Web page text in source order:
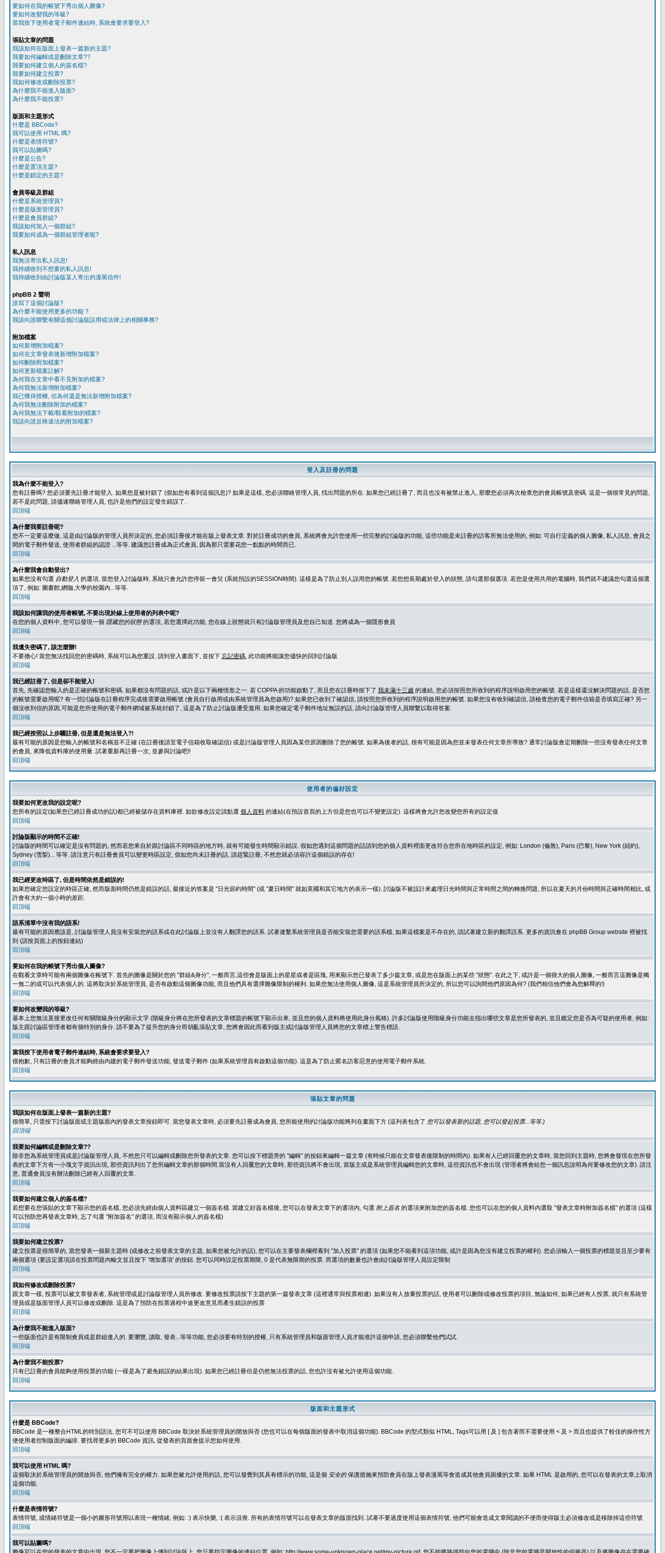
要如何在我的帳號下秀出個人圖像?
要如何改變我的等級?
當我按下使用者電子郵件連結時, 系統會要求要登入?
張貼文章的問題
我該如何在版面上發表一篇新的主題?
我要如何編輯或是刪除文章??
我要如何建立個人的簽名檔?
我要如何建立投票?
我如何修改或刪除投票?
為什麼我不能進入版面?
為什麼我不能投票?
版面和主題形式
什麼是 BBCode?
我可以使用 HTML 嗎?
什麼是表情符號?
我可以貼圖嗎?
什麼是公告?
什麼是置頂主題?
什麼是鎖定的主題?
會員等級及群組
什麼是系統管理員?
什麼是版面管理員?
什麼是會員群組?
我該如何加入一個群組?
我要如何成為一個群組管理者呢?
私人訊息
我無法寄出私人訊息!
我持續收到不想要的私人訊息!
我持續收到由討論版某人寄出的漫罵信件!
phpBB 2 聲明
誰寫了這個討論版?
為什麼不能使用更多的功能 ?
我該向誰聯繫有關這個討論版誤用或法律上的相關事務?
附加檔案
如何新增附加檔案?
如何在文章發表後新增附加檔案?
如何刪除附加檔案?
如何更新檔案註解?
為何我在文章中看不見附加的檔案?
為何我無法新增附加檔案?
我已獲得授權, 但為何還是無法新增附加檔案?
為何我無法刪除附加的檔案?
為何我無法下載/觀看附加的檔案?
我該向誰反映違法的附加檔案?
登入及註冊的問題
我為什麼不能登入?
您有註冊嗎? 您必須要先註冊才能登入. 如果您是被封鎖了 (假如您有看到這個訊息)? 如果是這樣, 您必須聯絡管理人員, 找出問題的所在. 如果您已經註冊了, 而且也沒有被禁止進入, 那麼您必須再次檢查您的會員帳號及密碼. 這是一個很常見的問題,
若不是此問題, 請儘速聯絡管理人員, 也許是他們的設定發生錯誤了.
回頂端
為什麼我要註冊呢?
您不一定要這麼做, 這是由討論版的管理人員所決定的, 您必須註冊後才能在版上發表文章. 對於註冊成功的會員, 系統將會允許您使用一些完整的討論版的功能, 這些功能是未註冊的訪客所無法使用的, 例如: 可自行定義的個人圖像, 私人訊息, 會員之
間的電子郵件發送, 使用者群組的認證 ...等等. 建議您註冊成為正式會員, 因為那只需要花您一點點的時間而已.
回頂端
為什麼我會自動登出?
如果您沒有勾選 自動登入 的選項, 當您登入討論版時, 系統只會允許您停留一會兒 (系統預設的SESSION時間). 這樣是為了防止別人誤用您的帳號. 若您想長期處於登入的狀態, 請勾選那個選項. 若您是使用共用的電腦時, 我們就不建議您勾選這個選
項了, 例如: 圖書館,網咖,大學的校園內...等等.
回頂端
我該如何讓我的使用者帳號, 不要出現於線上使用者的列表中呢?
在您的個人資料中, 您可以發現一個 隱藏您的狀態的選項, 若您選擇此功能, 您在線上狀態就只有討論版管理員及您自己知道. 您將成為一個隱形會員
回頂端
我遺失密碼了, 該怎麼辦!
不要擔心! 當您無法找回您的密碼時, 系統可以為您重設. 請到登入畫面下, 並按下 忘記密碼, 此功能將能讓您儘快的回到討論版
回頂端
我已經註冊了, 但是卻不能登入!
首先, 先確認您輸入的是正確的帳號和密碼. 如果都沒有問題的話, 或許是以下兩種情形之一. 若 COPPA 的功能啟動了, 而且您在註冊時按下了 我未滿十三歲 的連結, 您必須按照您所收到的程序說明啟用您的帳號. 若是這樣還沒解決問題的話, 是否您
的帳號需要啟用呢? 有一些討論版在註冊程序完成後需要啟用帳號 (會員自行啟用或由系統管理員為您啟用)? 如果您已收到了確認信, 請按照您所收到的程序說明啟用您的帳號. 如果您沒有收到確認信, 請檢查您的電子郵件信箱是否填寫正確? 另一
個沒收到信的原因,可能是您所使用的電子郵件網域被系統封鎖了, 這是為了防止討論版遭受濫用. 如果您確定電子郵件地址無誤的話, 請向討論版管理人員聯繫以取得答案.
回頂端
我已經按照以上步驟註冊, 但是還是無法登入?!
最有可能的原因是您輸入的帳號和名稱並不正確 (在註冊後請至電子信箱收取確認信) 或是討論版管理人員因為某些原因刪除了您的帳號. 如果為後者的話, 很有可能是因為您並未發表任何文章所導致? 通常討論版會定期刪除一些沒有發表任何文章
的會員, 來降低資料庫的使用量. 試著重新再註冊一次, 並參與討論吧!!
回頂端
使用者的偏好設定
我要如何更改我的設定呢?
您所有的設定(如果您已經註冊成功的話)都已經被儲存在資料庫裡. 如欲修改設定請點選 個人資料 的連結(在預設首頁的上方但是您也可以不變更設定). 這樣將會允許您改變您所有的設定值
回頂端
討論版顯示的時間不正確!
討論版的時間可以確定是沒有問題的, 然而若您來自於跟討論區不同時區的地方時, 就有可能發生時間顯示錯誤. 假如您遇到這個問題的話請到您的個人資料裡面更改符合您所在地時區的設定, 例如: London (倫敦), Paris (巴黎), New York (紐約),
Sydney (雪梨)... 等等. 請注意只有註冊會員可以變更時區設定, 假如您尚未註冊的話, 請趕緊註冊, 不然您就必須容許這個錯誤的存在!
回頂端
我已經更改時區了, 但是時間依然是錯誤的!
如果您確定您設定的時區正確, 然而版面時間仍然是錯誤的話, 最接近的答案是 "日光節約時間" (或 "夏日時間" 就如英國和其它地方的表示一樣). 討論版不被設計來處理日光時間與正常時間之間的轉換問題, 所以在夏天的月份時間與正確時間相比, 或
許會有大約一個小時的差距.
回頂端
語系清單中沒有我的語系!
最有可能的原因應該是, 討論版管理人員沒有安裝您的語系或在此討論版上並沒有人翻譯您的語系. 試著連繫系統管理員是否能安裝您需要的語系檔, 如果這檔案是不存在的, 請試著建立新的翻譯語系. 更多的資訊會在 phpBB Group website 裡被找
到 (請按頁面上的按鈕連結)
回頂端
要如何在我的帳號下秀出個人圖像?
在觀看文章時可能有兩個圖像在帳號下. 首先的圖像是關於您的 "群組&身分", 一般而言,這些會是版面上的星星或者是區塊, 用來顯示您已發表了多少篇文章, 或是您在版面上的某些 "狀態". 在此之下, 或許是一個很大的個人圖像, 一般而言這圖像是獨
一無二的或可以代表個人的. 這將取決於系統管理員, 是否有啟動這個圖像功能, 而且他們具有選擇圖像限制的權利. 如果您無法使用個人圖像, 這是系統管理員所決定的, 所以您可以詢間他們原因為何? (我們相信他們會為您解釋的!)
回頂端
要如何改變我的等級?
基本上您無法直接更改任何有關階級身分的顯示文字 (階級身分將在您所發表的文章標題的帳號下顯示出來, 並且您的個人資料將使用此身分風格). 許多討論版使用階級身分功能去指出哪些文章是您所發表的, 並且鑑定您是否為可疑的使用者, 例如:
版主跟討論區管理者都有個特別的身分. 請不要為了提升您的身分而胡亂張貼文章, 您將會因此而看到版主或討論版管理人員將您的文章標上警告標語.
回頂端
當我按下使用者電子郵件連結時, 系統會要求要登入?
很抱歉, 只有註冊的會員才能夠經由內建的電子郵件發送功能, 發送電子郵件 (如果系統管理員有啟動這個功能). 這是為了防止匿名訪客惡意的使用電子郵件系統.
回頂端
張貼文章的問題
我該如何在版面上發表一篇新的主題?
很簡單, 只需按下討論版面或主題版面內的發表文章按鈕即可. 當您發表文章時, 必須要先註冊成為會員, 您所能使用的討論版功能將列在畫面下方 (這列表包含了 您可以發表新的話題, 您可以發起投票...等等.)
回頂端
我要如何編輯或是刪除文章??
除非您為系統管理員或是討論版管理人員, 不然您只可以編輯或刪除您所發表的文章. 您可以按下標題旁的 "編輯" 的按鈕來編輯一篇文章 (有時候只能在文章發表後限制的時間內). 如果有人已經回覆您的文章時, 當您回到主題時, 您將會發現在您所發
表的文章下方有一小塊文字資訊出現, 那些資訊列出了您所編輯文章的那個時間.當沒有人回覆您的文章時, 那些資訊將不會出現, 當版主或是系統管理員編輯您的文章時, 這些資訊也不會出現 (管理者將會給您一個訊息說明為何要修改您的文章). 請注
意, 普通會員沒有辦法刪除已經有人回覆的文章.
回頂端
我要如何建立個人的簽名檔?
若想要在您張貼的文章下顯示您的簽名檔, 您必須先經由個人資料區建立一個簽名檔. 當建立好簽名檔後, 您可以在發表文章下的選項內, 勾選 附上簽名 的選項來附加您的簽名檔. 您也可以在您的個人資料內選取 "發表文章時附加簽名檔" 的選項 (這樣
可以預防您再發表文章時, 忘了勾選 "附加簽名" 的選項, 而沒有顯示個人的簽名檔)
回頂端
我要如何建立投票?
建立投票是很簡單的, 當您發表一個新主題時 (或修改之前發表文章的主題, 如果您被允許的話), 您可以在主要發表欄裡看到 "加入投票" 的選項 (如果您不能看到這項功能, 或許是因為您沒有建立投票的權利). 您必須輸入一個投票的標題並且至少要有
兩個選項 (要設定選項請在投票問題內輸文並且按下 '增加選項' 的按鈕. 您可以同時設定投票期限, 0 是代表無限期的投票. 而選項的數量也許會由討論版管理人員設定限制
回頂端
我如何修改或刪除投票?
跟文章一樣, 投票可以被文章發表者, 系統管理或是討論版管理人員所修改. 要修改投票請按下主題的第一篇發表文章 (這裡通常與投票相連). 如果沒有人放棄投票的話, 使用者可以刪除或修改投票的項目, 無論如何, 如果已經有人投票, 就只有系統管
理員或是版面管理人員可以修改或刪除. 這是為了預防在投票過程中途更改意見而產生錯誤的投票
回頂端
為什麼我不能進入版面?
一些版面也許是有限制會員或是群組進入的. 要瀏覽, 讀取, 發表...等等功能, 您必須要有特別的授權, 只有系統管理員和版面管理人員才能准許這個申請, 您必須聯繫他們試試.
回頂端
為什麼我不能投票?
只有已註冊的會員能夠使用投票的功能 (一樣是為了避免錯誤的結果出現). 如果您已經註冊但是仍然無法投票的話, 您也許沒有被允許使用這個功能.
回頂端
版面和主題形式
什麼是 BBCode?
BBCode 是一種整合HTML的特別語法, 您可不可以使用 BBCode 取決於系統管理員的開放與否 (您也可以在每個版面的發表中取消這個功能). BBCode 的型式類似 HTML, Tags可以用 [ 及 ] 包含著而不需要使用 < 及 > 而且也提供了較佳的操作性方
便使用者控制版面的編排. 要找尋更多的 BBCode 資訊, 從發表的頁面會提示您如何使用.
回頂端
我可以使用 HTML 嗎?
這個取決於系統管理員的開放與否, 他們擁有完全的權力. 如果您被允許使用的話, 您可以發覺到其具有標示的功能, 這是個 安全的保護措施來預防會員在版上發表漫罵等會造成其他會員困擾的文章. 如果 HTML 是啟用的, 您可以在發表的文章上取消
這個功能.
回頂端
什麼是表情符號?
表情符號, 或情緒符號是一個小的圖形符號用以表現一種情緒, 例如: :) 表示快樂, :( 表示沮喪. 所有的表情符號可以在發表文章的版面找到. 試著不要過度使用這個表情符號, 他們可能會造成文章閱讀的不便而使得版主必須修改或是移除掉這些符號
回頂端
我可以貼圖嗎?